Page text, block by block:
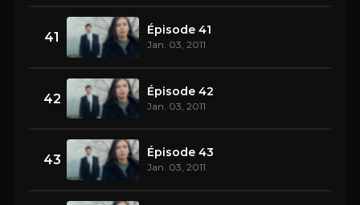
41 Épisode 41
Jan. 03, 2011
42 Épisode 42
Jan. 03, 2011
43 Épisode 43
Jan. 03, 2011